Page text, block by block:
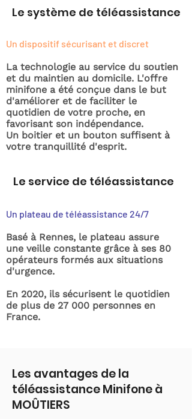
Le système de téléassistance
Un dispositif sécurisant et discret
La technologie au service du soutien
et du maintien au domicile. L'offre
minifone a été conçue dans le but
d'améliorer et de faciliter le
quotidien de votre proche, en
favorisant son indépendance.
Un boitier et un bouton suffisent à
votre tranquillité d'esprit.
Le service de téléassistance
Un plateau de téléassistance 24/7
Basé à Rennes, le plateau assure
une veille constante grâce à ses 80
opérateurs formés aux situations
d'urgence.
En 2020, ils sécurisent le quotidien
de plus de 27 000 personnes en
France.
Les avantages de la
téléassistance Minifone à
MOÛTIERS